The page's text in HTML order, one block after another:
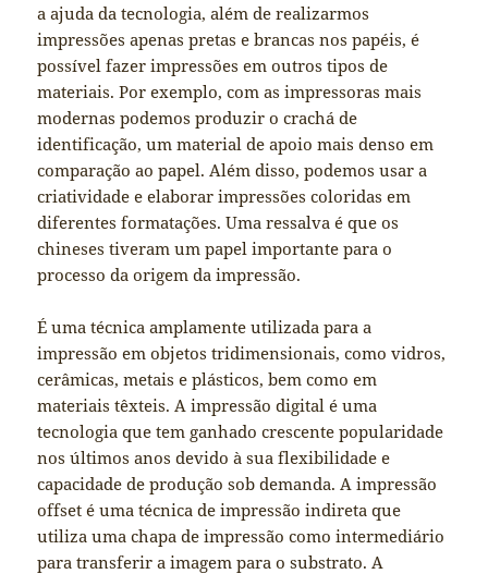
a ajuda da tecnologia, além de realizarmos
impressões apenas pretas e brancas nos papéis, é
possível fazer impressões em outros tipos de
materiais. Por exemplo, com as impressoras mais
modernas podemos produzir o crachá de
identificação, um material de apoio mais denso em
comparação ao papel. Além disso, podemos usar a
criatividade e elaborar impressões coloridas em
diferentes formatações. Uma ressalva é que os
chineses tiveram um papel importante para o
processo da origem da impressão.
É uma técnica amplamente utilizada para a
impressão em objetos tridimensionais, como vidros,
cerâmicas, metais e plásticos, bem como em
materiais têxteis. A impressão digital é uma
tecnologia que tem ganhado crescente popularidade
nos últimos anos devido à sua flexibilidade e
capacidade de produção sob demanda. A impressão
offset é uma técnica de impressão indireta que
utiliza uma chapa de impressão como intermediário
para transferir a imagem para o substrato. A